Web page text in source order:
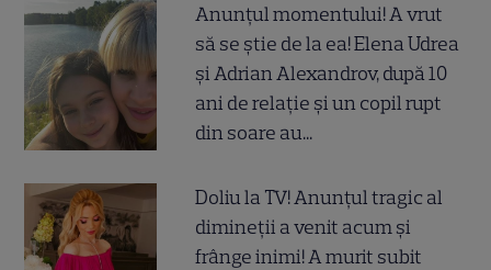
Anunțul momentului! A vrut
să se știe de la ea! Elena Udrea
și Adrian Alexandrov, după 10
ani de relație și un copil rupt
din soare au...
Doliu la TV! Anunțul tragic al
dimineții a venit acum și
frânge inimi! A murit subit